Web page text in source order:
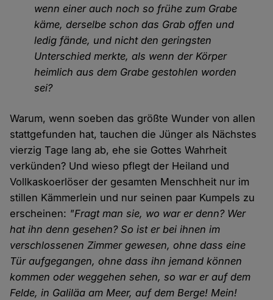
wenn einer auch noch so frühe zum Grabe
käme, derselbe schon das Grab offen und
ledig fände, und nicht den geringsten
Unterschied merkte, als wenn der Körper
heimlich aus dem Grabe gestohlen worden
sei?
Warum, wenn soeben das größte Wunder von allen
stattgefunden hat, tauchen die Jünger als Nächstes
vierzig Tage lang ab, ehe sie Gottes Wahrheit
verkünden? Und wieso pflegt der Heiland und
Vollkaskoerlöser der gesamten Menschheit nur im
stillen Kämmerlein und nur seinen paar Kumpels zu
erscheinen: "Fragt man sie, wo war er denn? Wer
hat ihn denn gesehen? So ist er bei ihnen im
verschlossenen Zimmer gewesen, ohne dass eine
Tür aufgegangen, ohne dass ihn jemand können
kommen oder weggehen sehen, so war er auf dem
Felde, in Galiläa am Meer, auf dem Berge! Mein!